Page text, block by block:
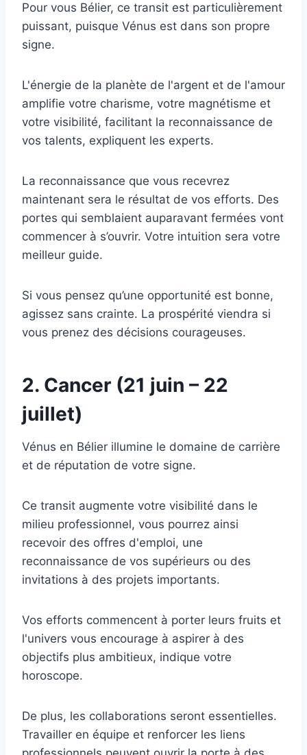
Pour vous Bélier, ce transit est particulièrement
puissant, puisque Vénus est dans son propre
signe.
L'énergie de la planète de l'argent et de l'amour
amplifie votre charisme, votre magnétisme et
votre visibilité, facilitant la reconnaissance de
vos talents, expliquent les experts.
La reconnaissance que vous recevrez
maintenant sera le résultat de vos efforts. Des
portes qui semblaient auparavant fermées vont
commencer à s’ouvrir. Votre intuition sera votre
meilleur guide.
Si vous pensez qu’une opportunité est bonne,
agissez sans crainte. La prospérité viendra si
vous prenez des décisions courageuses.
2. Cancer (21 juin – 22
juillet)
Vénus en Bélier illumine le domaine de carrière
et de réputation de votre signe.
Ce transit augmente votre visibilité dans le
milieu professionnel, vous pourrez ainsi
recevoir des offres d'emploi, une
reconnaissance de vos supérieurs ou des
invitations à des projets importants.
Vos efforts commencent à porter leurs fruits et
l'univers vous encourage à aspirer à des
objectifs plus ambitieux, indique votre
horoscope.
De plus, les collaborations seront essentielles.
Travailler en équipe et renforcer les liens